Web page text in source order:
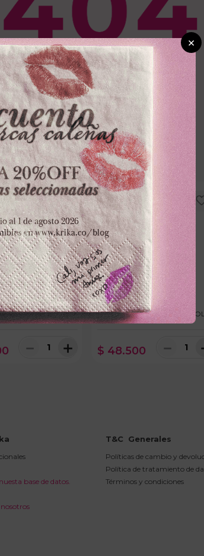
POCION
＋
－
ESPECTANAS
TRATAMIENTO CEJAS
ESPECTANASx11ml OLEO
ON
$ 48.500 －
base de datos.
T&C  Generales
Políticas de cambio y
Política de tratamiento de
Términos y condiciones
×